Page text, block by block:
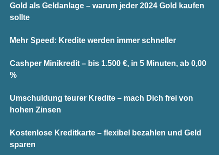
Gold als Geldanlage – warum jeder 2024 Gold kaufen
sollte
Mehr Speed: Kredite werden immer schneller
Cashper Minikredit – bis 1.500 €, in 5 Minuten, ab 0,00
%
Umschuldung teurer Kredite – mach Dich frei von
hohen Zinsen
Kostenlose Kreditkarte – flexibel bezahlen und Geld
sparen